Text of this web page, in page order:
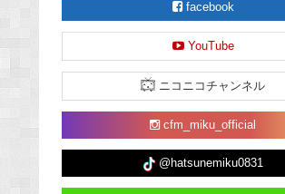
facebook
YouTube
ニコニコチャンネル
cfm_miku_official
@hatsunemiku0831